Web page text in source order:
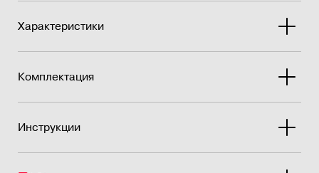
Характеристики
Комплектация
Инструкции